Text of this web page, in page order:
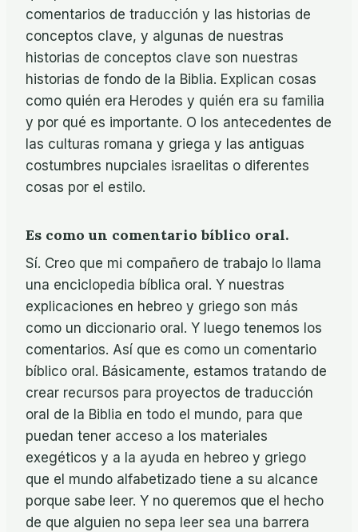
comentarios de traducción y las historias de
conceptos clave, y algunas de nuestras
historias de conceptos clave son nuestras
historias de fondo de la Biblia. Explican cosas
como quién era Herodes y quién era su familia
y por qué es importante. O los antecedentes de
las culturas romana y griega y las antiguas
costumbres nupciales israelitas o diferentes
cosas por el estilo.
Es como un comentario bíblico oral.
Sí. Creo que mi compañero de trabajo lo llama
una enciclopedia bíblica oral. Y nuestras
explicaciones en hebreo y griego son más
como un diccionario oral. Y luego tenemos los
comentarios. Así que es como un comentario
bíblico oral. Básicamente, estamos tratando de
crear recursos para proyectos de traducción
oral de la Biblia en todo el mundo, para que
puedan tener acceso a los materiales
exegéticos y a la ayuda en hebreo y griego
que el mundo alfabetizado tiene a su alcance
porque sabe leer. Y no queremos que el hecho
de que alguien no sepa leer sea una barrera